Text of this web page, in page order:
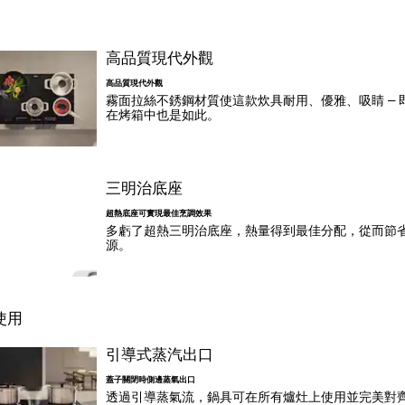
高品質現代外觀
高品質現代外觀
霧面拉絲不銹鋼材質使這款炊具耐用、優雅、吸睛 –
在烤箱中也是如此。
三明治底座
超熱底座可實現最佳烹調效果
多虧了超熱三明治底座，熱量得到最佳分配，從而節
源。
用
引導式蒸汽出口
蓋子關閉時側邊蒸氣出口
透過引導蒸氣流，鍋具可在所有爐灶上使用並完美對